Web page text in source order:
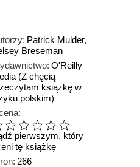
Patrick Mulder,
Breseman
O'Reilly
(Z chęcią
książkę w
polskim)
pierwszym, który
tę książkę
266